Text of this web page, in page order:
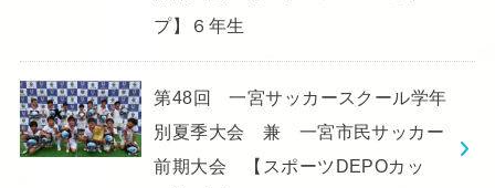
プ】６年生
第48回 一宮サッカースクール学年
別夏季大会 兼 一宮市民サッカー
前期大会 【スポーツDEPOカッ